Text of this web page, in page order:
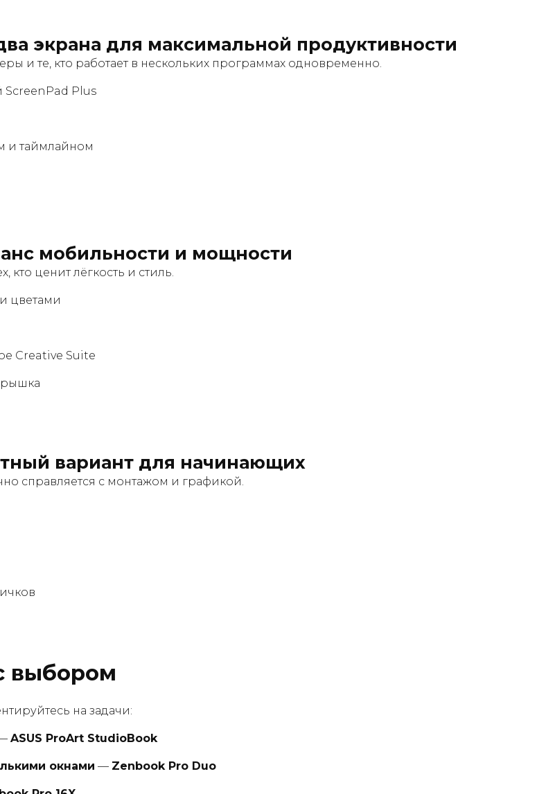
экрана для максимальной продуктивности
и те, кто работает в нескольких программах одновременно.
ScreenPad Plus
и таймлайном
мобильности и мощности
кто ценит лёгкость и стиль.
цветами
Creative Suite
вариант для начинающих
справляется с монтажом и графикой.
выбором
на задачи:
ASUS ProArt StudioBook
окнами — Zenbook Pro Duo